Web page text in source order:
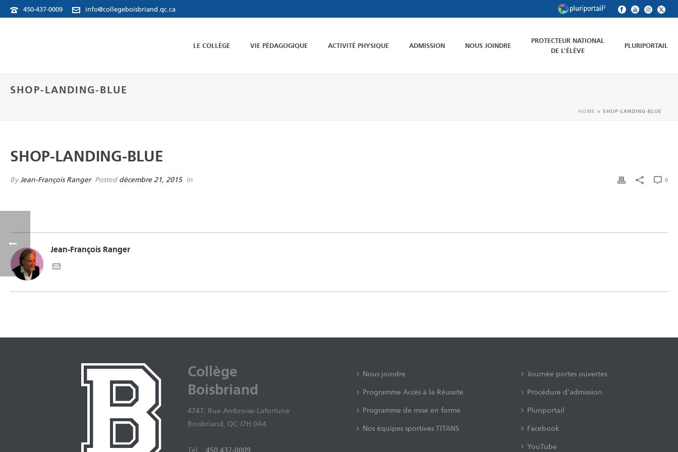
450-437-0009 info@collegeboisbriand.qc.ca
LE COLLÈGE VIE PÉDAGOGIQUE ACTIVITÉ PHYSIQUE ADMISSION NOUS JOINDRE
PROTECTEUR NATIONAL
DE L’ÉLÈVE
PLURIPORTAIL
SHOP-LANDING-BLUE
HOME » SHOP-LANDING-BLUE
SHOP-LANDING-BLUE
By Jean-François Ranger Posted décembre 21, 2015 In 0
Jean-François Ranger
Collège
Boisbriand
4747, Rue Ambroise-Lafortune
Boisbriand, QC J7H 0A4
Tél. :450 437-0009
Nous joindre
Programme Accès à la Réussite
Programme de mise en forme
Nos équipes sportives TITANS
Journée portes ouvertes
Procédure d’admission
Pluriportail
Facebook
YouTube